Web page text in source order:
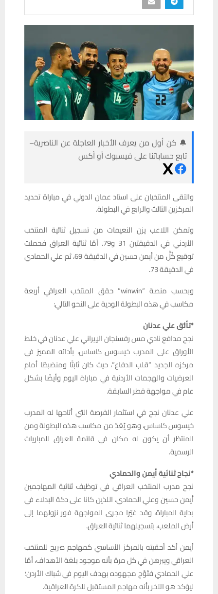
🔔 كن أول من يعرف الأخبار العاجلة عن الناصرية–
تابع حساباتنا على فيسبوك أو أكس
والتقى المنتخبان على استاد عمان الدولي في مباراة تحديد
المركزين الثالث والرابع في البطولة.
وتمكن اللاعب يزن النعيمات من تسجيل ثنائية المنتخب
الأردني في الدقيقتين 31 و79. أمّا ثنائية العراق فحملت
توقيع كُلٍّ من أيمن حسين في الدقيقة 69، ثم علي الحمادي
في الدقيقة 73.
وبحسب منصة “winwin” حقق المنتخب العراقي أربعة
مكاسب في هذه البطولة الودية على النحو التالي:
*تألُّق علي عدنان
نجح مدافع نادي مس رفسنجان الإيراني علي عدنان في خلط
الأوراق على المدرب خيسوس كاساس، بأدائه المميز في
مركزه الجديد “قلب الدفاع”، حيث كان ثابتًا ومنضبطًا أمام
العرضيات والهجمات الأردنية في مباراة اليوم وأيضًا بشكل
عام في مواجهة قطر السابقة.
علي عدنان نجح في استثمار الفرصة التي أتاحها له المدرب
خيسوس كاساس، وهو يُعَدّ من مكاسب هذه البطولة ومن
المنتظر أن يكون له مكان في قائمة العراق للمباريات
الرسمية.
*نجاح ثنائية أيمن والحمادي
نجح مدرب المنتخب العراقي في توظيف ثنائية المهاجمين
أيمن حسين وعلي الحمادي، اللذين كانا على دكة البدلاء في
بداية المباراة، وقد غيّرا مجرى المواجهة فور نزولهما إلى
أرض الملعب، بتسجيلهما ثنائية العراق.
أيمن أكد أحقيته بالمركز الأساسي كمهاجم صريح للمنتخب
العراقي ويبرهن في كل مرة بأنه موجود بلغة الأهداف، أمّا
علي الحمادي فتَوَّج مجهوده بهدف اليوم في شباك الأردن؛
ليؤكد هو الآخر بأنه مهاجم المستقبل للكرة العراقية.